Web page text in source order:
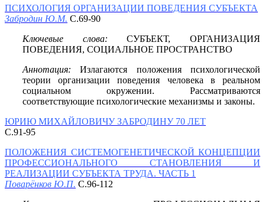
ПСИХОЛОГИЯ ОРГАНИЗАЦИИ ПОВЕДЕНИЯ СУБЪЕКТА
Забродин Ю.М. С.69-90
Ключевые слова: СУБЪЕКТ, ОРГАНИЗАЦИЯ
ПОВЕДЕНИЯ, СОЦИАЛЬНОЕ ПРОСТРАНСТВО
Аннотация: Излагаются положения психологической
теории организации поведения человека в реальном
социальном окружении. Рассматриваются
соответствующие психологические механизмы и законы.
ЮРИЮ МИХАЙЛОВИЧУ ЗАБРОДИНУ 70 ЛЕТ
С.91-95
ПОЛОЖЕНИЯ СИСТЕМОГЕНЕТИЧЕСКОЙ КОНЦЕПЦИИ
ПРОФЕССИОНАЛЬНОГО СТАНОВЛЕНИЯ И
РЕАЛИЗАЦИИ СУБЪЕКТА ТРУДА. ЧАСТЬ 1
Поварёнков Ю.П. С.96-112